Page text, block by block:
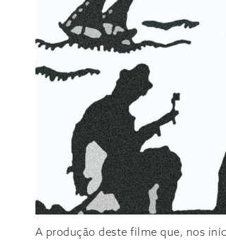
A produção deste filme que, nos